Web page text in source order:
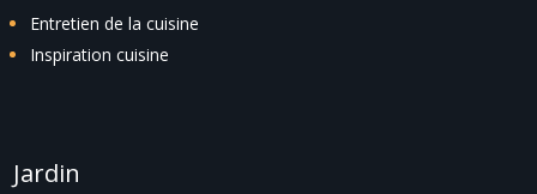
Entretien de la cuisine
Inspiration cuisine
Jardin